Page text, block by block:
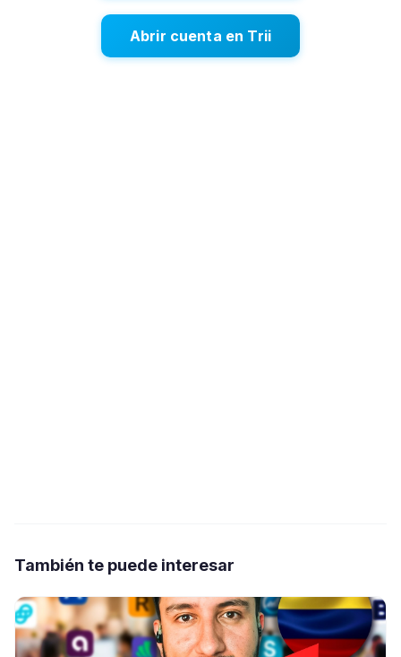
Abrir cuenta en Trii
También te puede interesar